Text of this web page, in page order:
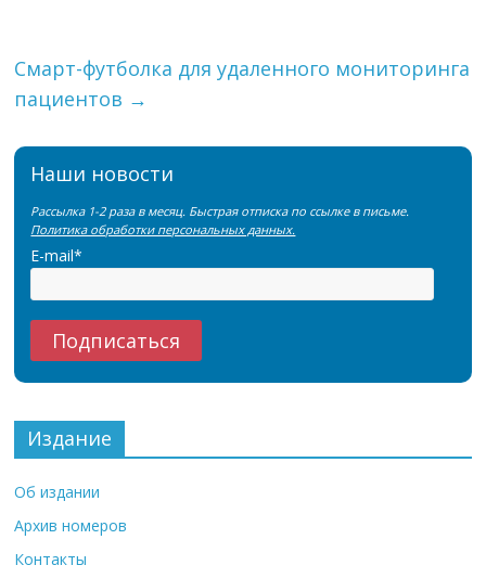
Смарт-футболка для удаленного мониторинга
пациентов →
Наши новости
Рассылка 1-2 раза в месяц. Быстрая отписка по ссылке в письме.
Политика обработки персональных данных.
E-mail*
Издание
Об издании
Архив номеров
Контакты